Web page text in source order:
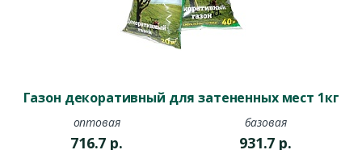
Газон декоративный для затененных мест 1кг
оптовая
716.7 р.
базовая
931.7 р.